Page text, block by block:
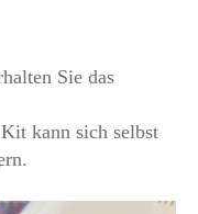
Sie das
kann sich selbst